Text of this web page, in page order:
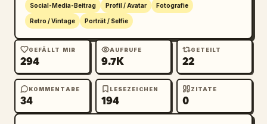
Social-Media-Beitrag Profil / Avatar Fotografie
Retro / Vintage Porträt / Selfie
GEFÄLLT MIR
294
AUFRUFE
9.7K
GETEILT
22
KOMMENTARE
34
LESEZEICHEN
194
ZITATE
0